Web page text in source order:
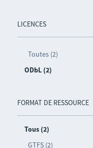
LICENCES
Toutes (2)
ODbL (2)
FORMAT DE RESSOURCE
Tous (2)
GTFS (2)